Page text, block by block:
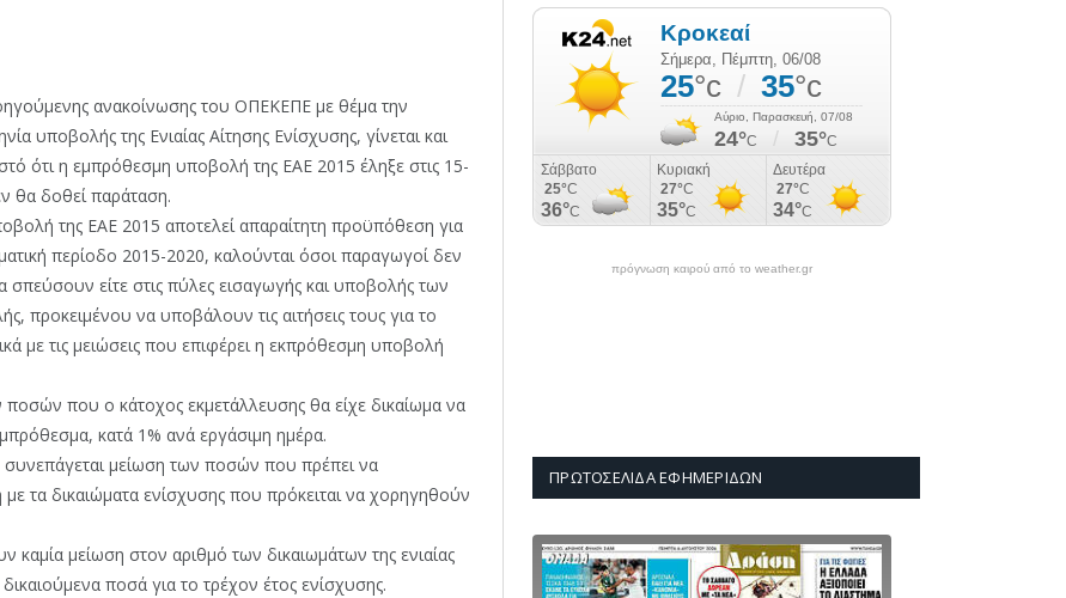
ανακοίνωσης του ΟΠΕΚΕΠΕ με θέμα την
υποβολής της Ενιαίας Αίτησης Ενίσχυσης, γίνεται και
ότι η εμπρόθεσμη υποβολή της ΕΑΕ 2015 έληξε στις 15-
θα δοθεί παράταση.
της ΕΑΕ 2015 αποτελεί απαραίτητη προϋπόθεση για
περίοδο 2015-2020, καλούνται όσοι παραγωγοί δεν
είτε στις πύλες εισαγωγής και υποβολής των
προκειμένου να υποβάλουν τις αιτήσεις τους για το
με τις μειώσεις που επιφέρει η εκπρόθεσμη υποβολή
ποσών που ο κάτοχος εκμετάλλευσης θα είχε δικαίωμα να
κατά 1% ανά εργάσιμη ημέρα.
συνεπάγεται μείωση των ποσών που πρέπει να
τα δικαιώματα ενίσχυσης που πρόκειται να χορηγηθούν
καμία μείωση στον αριθμό των δικαιωμάτων της ενιαίας
ποσά για το τρέχον έτος ενίσχυσης.
πρόγνωση καιρού από το weather.gr
ΠΡΩΤΟΣΈΛΙΔΑ ΕΦΗΜΕΡΊΔΩΝ